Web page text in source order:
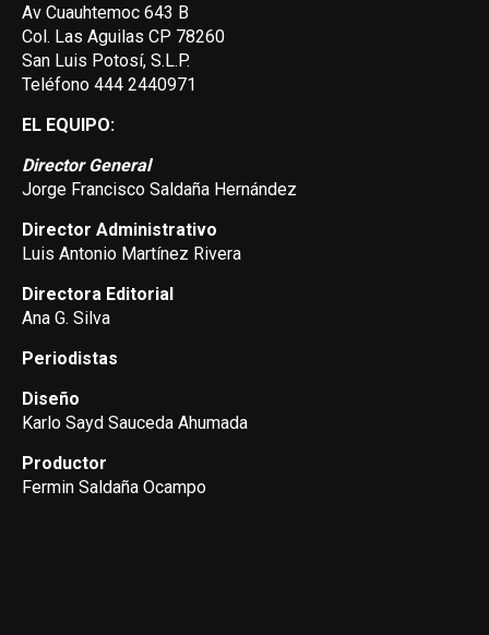
Av Cuauhtemoc 643 B
Col. Las Aguilas CP 78260
San Luis Potosí, S.L.P.
Teléfono 444 2440971
EL EQUIPO:
Director General
Jorge Francisco Saldaña Hernández
Director Administrativo
Luis Antonio Martínez Rivera
Directora Editorial
Ana G. Silva
Periodistas
Diseño
Karlo Sayd Sauceda Ahumada
Productor
Fermin Saldaña Ocampo